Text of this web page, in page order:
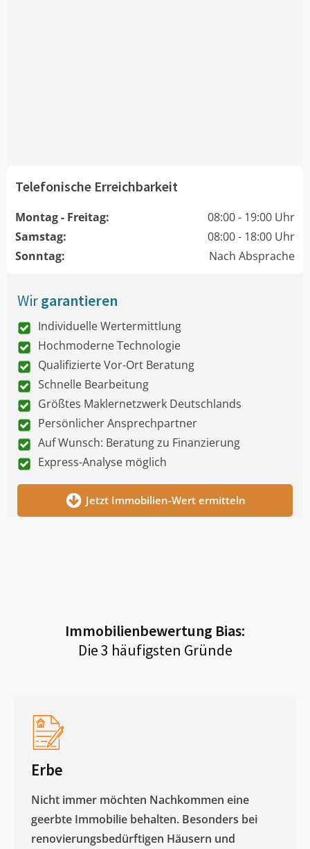
Telefonische Erreichbarkeit
Montag - Freitag:
08:00 - 19:00 Uhr
Samstag:
08:00 - 18:00 Uhr
Sonntag:
Nach Absprache
Wirgarantieren
Individuelle Wertermittlung
Hochmoderne Technologie
Qualifizierte Vor-Ort Beratung
Schnelle Bearbeitung
Größtes Maklernetzwerk Deutschlands
Persönlicher Ansprechpartner
Auf Wunsch: Beratung zu Finanzierung
Express-Analyse möglich
Jetzt Immobilien-Wert ermitteln
Immobilienbewertung Bias:
Die 3 häufigsten Gründe
Erbe
Nicht immer möchten Nachkommen eine
geerbte Immobilie behalten. Besonders bei
renovierungsbedürftigen Häusern und